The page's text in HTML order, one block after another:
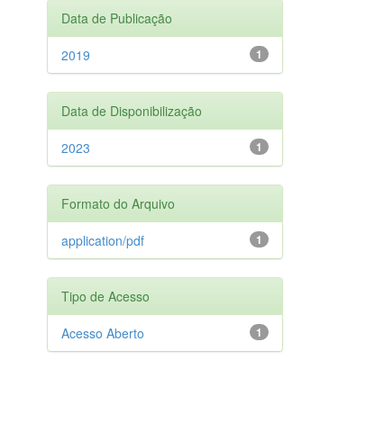
Data de Publicação
1
2019
Data de Disponibilização
1
2023
Formato do Arquivo
1
application/pdf
Tipo de Acesso
1
Acesso Aberto